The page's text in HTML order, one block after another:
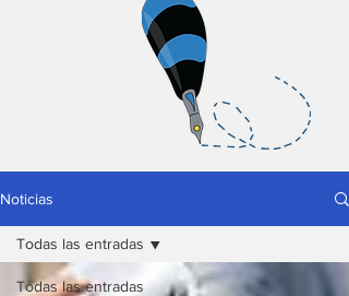
Noticias
Todas las entradas
Todas las entradas